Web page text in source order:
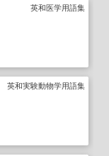
英和医学用語集
英和実験動物学用語集